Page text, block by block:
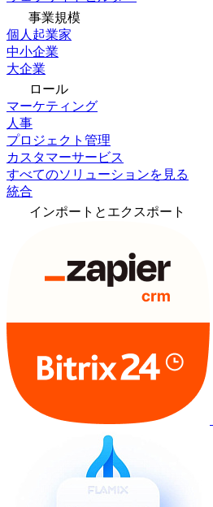
事業規模
個人起業家
中小企業
大企業
ロール
マーケティング
人事
プロジェクト管理
カスタマーサービス
すべてのソリューションを見る
統合
インポートとエクスポート